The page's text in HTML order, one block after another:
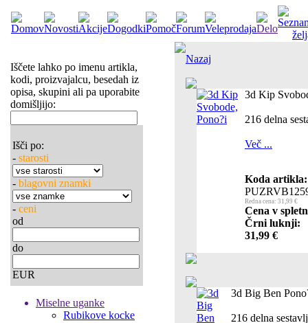
Iščete lahko po imenu artikla,
kodi, proizvajalcu, besedah iz
opisa, skupini ali pa uporabite
domišljijo:
Išči po:
- starosti
- blagovni znamki
- ceni
od
do
EUR
Miselne uganke
Rubikove kocke
Nazaj
3d Kip
216 delna
Več ...
Koda artikla:
Redna cena: 31,99 €
Cena v
Črni luknji:
31,99 €
3d Big Ben
216 delna